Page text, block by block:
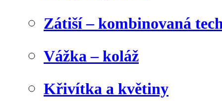
Zátiší – kombinovaná
Vážka – koláž
Křivítka a květiny